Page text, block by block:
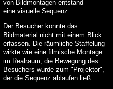
von Bildmontagen entstand
eine visuelle Sequenz.
Der Besucher konnte das
Bildmaterial nicht mit einem Blick
erfassen. Die räumliche Staffelung
wirkte wie eine filmische Montage
im Realraum; die Bewegung des
Besuchers wurde zum "Projektor",
der die Sequenz ablaufen ließ.